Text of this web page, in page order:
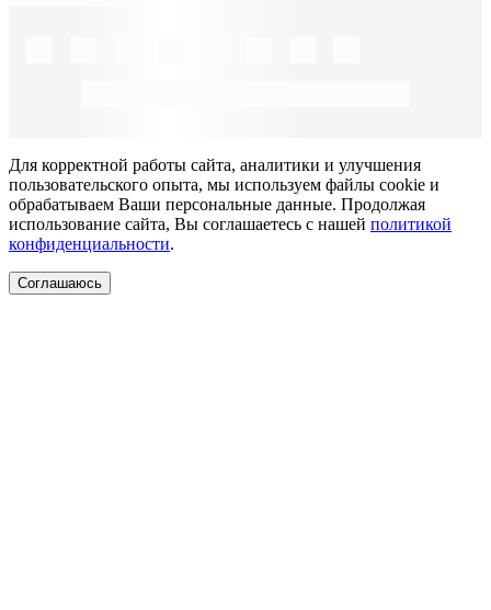
Для корректной работы сайта, аналитики и улучшения
пользовательского опыта, мы используем файлы cookie и
обрабатываем Ваши персональные данные. Продолжая
использование сайта, Вы соглашаетесь с нашей политикой
конфиденциальности.
Соглашаюсь